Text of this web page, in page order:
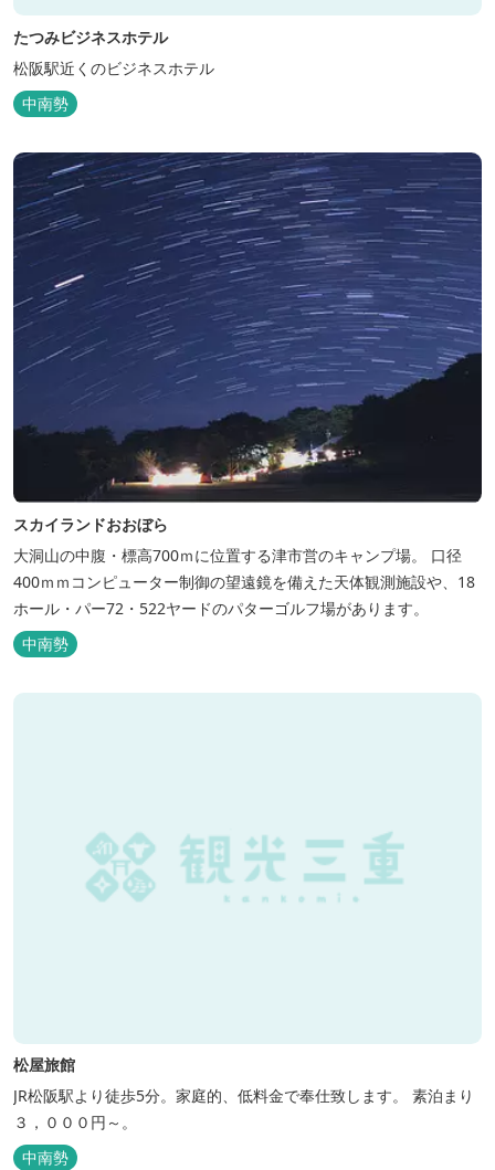
たつみビジネスホテル
松阪駅近くのビジネスホテル
中南勢
スカイランドおおぼら
大洞山の中腹・標高700ｍに位置する津市営のキャンプ場。 口径
400ｍｍコンピューター制御の望遠鏡を備えた天体観測施設や、18
ホール・パー72・522ヤードのパターゴルフ場があります。
中南勢
松屋旅館
JR松阪駅より徒歩5分。家庭的、低料金で奉仕致します。 素泊まり
３，０００円～。
中南勢